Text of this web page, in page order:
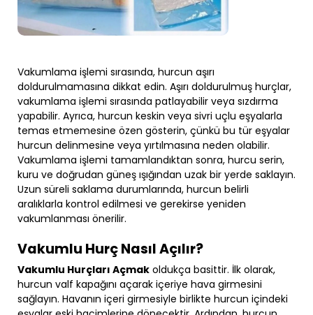
Vakumlama işlemi sırasında, hurcun aşırı
doldurulmamasına dikkat edin. Aşırı doldurulmuş hurçlar,
vakumlama işlemi sırasında patlayabilir veya sızdırma
yapabilir. Ayrıca, hurcun keskin veya sivri uçlu eşyalarla
temas etmemesine özen gösterin, çünkü bu tür eşyalar
hurcun delinmesine veya yırtılmasına neden olabilir.
Vakumlama işlemi tamamlandıktan sonra, hurcu serin,
kuru ve doğrudan güneş ışığından uzak bir yerde saklayın.
Uzun süreli saklama durumlarında, hurcun belirli
aralıklarla kontrol edilmesi ve gerekirse yeniden
vakumlanması önerilir.
Vakumlu Hurç Nasıl Açılır?
Vakumlu Hurçları Açmak oldukça basittir. İlk olarak,
hurcun valf kapağını açarak içeriye hava girmesini
sağlayın. Havanın içeri girmesiyle birlikte hurcun içindeki